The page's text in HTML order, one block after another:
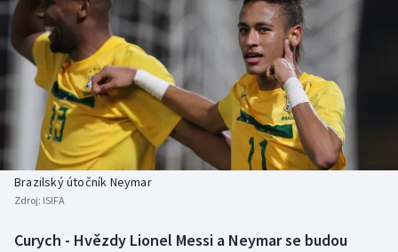
DALŠÍ SPORTY
Americký fotbal
Baseball a softbal
Basketbal
Biatlon
NEPŘEHLÉDNĚTE
Soutěže
Historické návraty
Aplikace ČT sport
Brazilský útočník Neymar
Zdroj: ISIFA
Curych - Hvězdy Lionel Messi a Neymar se budou